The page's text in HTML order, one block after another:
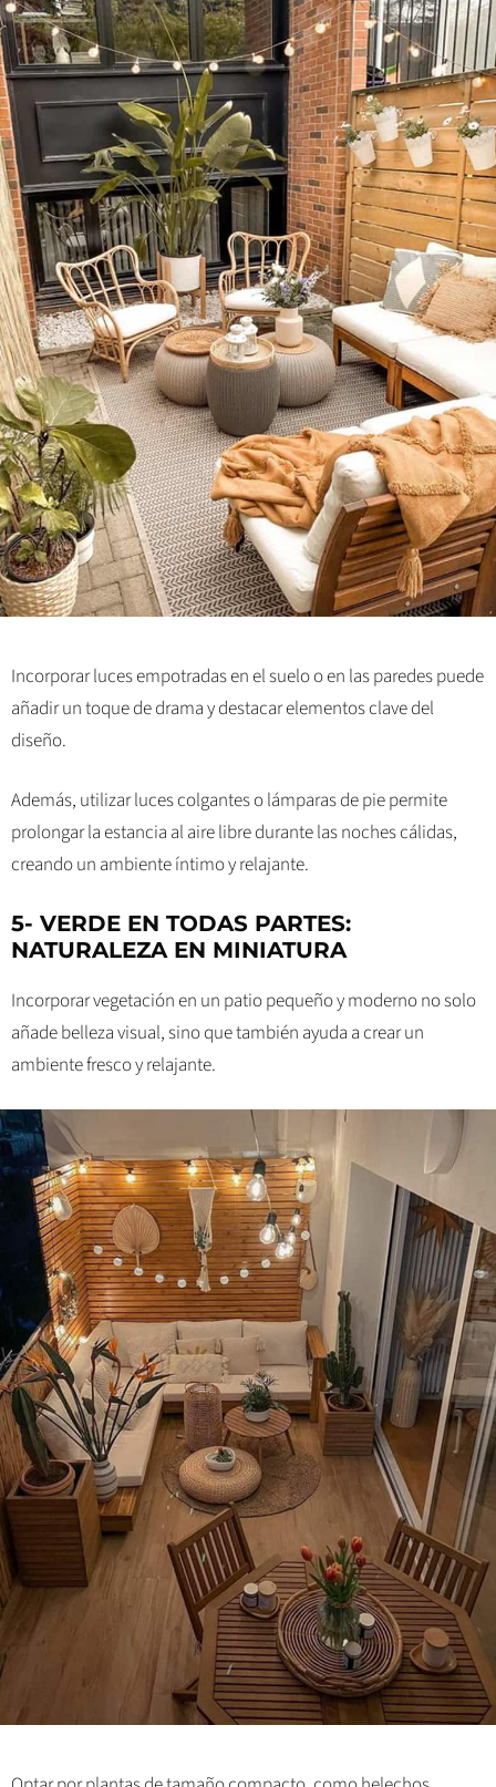
Incorporar luces empotradas en el suelo o en las paredes puede
añadir un toque de drama y destacar elementos clave del
diseño.
Además, utilizar luces colgantes o lámparas de pie permite
prolongar la estancia al aire libre durante las noches cálidas,
creando un ambiente íntimo y relajante.
5- VERDE EN TODAS PARTES:
NATURALEZA EN MINIATURA
Incorporar vegetación en un patio pequeño y moderno no solo
añade belleza visual, sino que también ayuda a crear un
ambiente fresco y relajante.